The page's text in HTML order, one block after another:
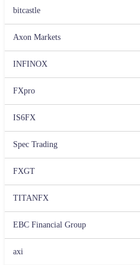
bitcastle
Axon Markets
INFINOX
FXpro
IS6FX
Spec Trading
FXGT
TITANFX
EBC Financial Group
axi